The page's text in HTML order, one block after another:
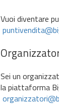
Vuoi diventare
Sei un
la piattaforma